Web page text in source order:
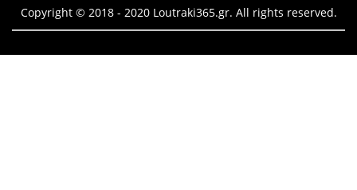
Copyright © 2018 - 2020 Loutraki365.gr. All rights reserved.